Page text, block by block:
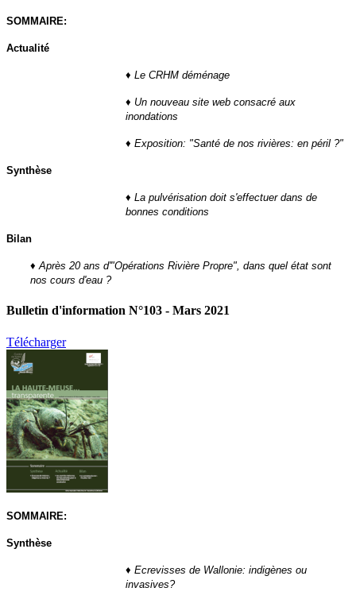
SOMMAIRE:
Actualité
♦ Le CRHM déménage
♦ Un nouveau site web consacré aux
inondations
♦ Exposition: "Santé de nos rivières: en péril ?"
Synthèse
♦ La pulvérisation doit s'effectuer dans de
bonnes conditions
Bilan
♦Après 20 ans d'"Opérations Rivière Propre", dans quel état sont
nos cours d'eau ?
Bulletin d'information N°103 - Mars 2021
Télécharger
SOMMAIRE:
Synthèse
♦ Ecrevisses de Wallonie: indigènes ou
invasives?